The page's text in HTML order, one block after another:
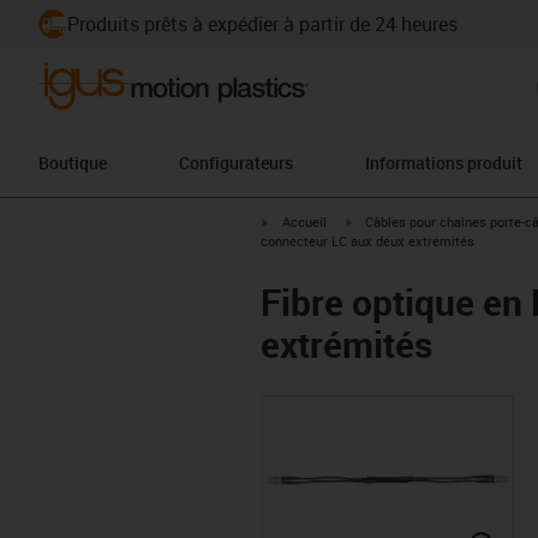
Produits prêts à expédier à partir de 24 heures
Boutique Configurateurs Informations produit
igus-icon-arrow-right
Accueil igus-icon-arrow-right
Câbles pour chaînes porte-
connecteur LC aux deux extrémités
Fibre optique en
extrémités